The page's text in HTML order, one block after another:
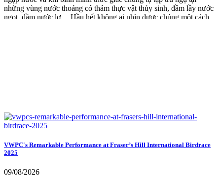
những vùng nước thoáng có thảm thực vật thủy sinh, đầm lầy nước
ngọt, đầm nước lợ,…Hầu hết không ai nhìn được chúng một cách
VWPC's Remarkable Performance at Fraser’s Hill International Birdrace
2025
09/08/2026